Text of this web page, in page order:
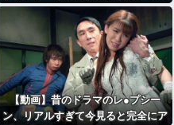
さ？
【動画】昔のドラマのレ●プシー
ン、リアルすぎて今見ると完全にア